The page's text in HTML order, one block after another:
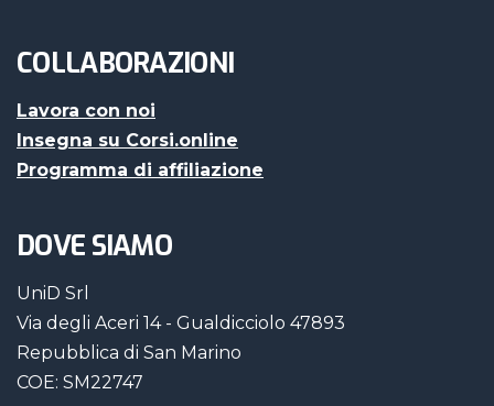
COLLABORAZIONI
Lavora con noi
Insegna su Corsi.online
Programma di affiliazione
DOVE SIAMO
UniD Srl
Via degli Aceri 14 - Gualdicciolo 47893
Repubblica di San Marino
COE: SM22747